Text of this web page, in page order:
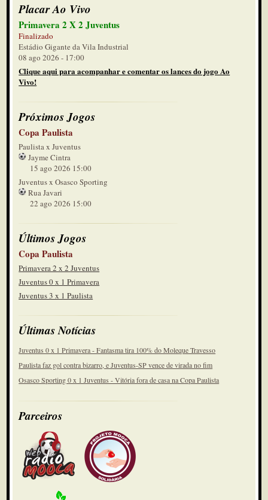
Placar Ao Vivo
Primavera 2 X 2 Juventus
Finalizado
Estádio Gigante da Vila Industrial
08 ago 2026 - 17:00
Clique aqui para acompanhar e comentar os lances do jogo Ao
Vivo!
Próximos Jogos
Copa Paulista
Paulista x Juventus
Jayme Cintra
15 ago 2026 15:00
Juventus x Osasco Sporting
Rua Javari
22 ago 2026 15:00
Últimos Jogos
Copa Paulista
Primavera 2 x 2 Juventus
Juventus 0 x 1 Primavera
Juventus 3 x 1 Paulista
Últimas Notícias
Juventus 0 x 1 Primavera - Fantasma tira 100% do Moleque Travesso
Paulista faz gol contra bizarro, e Juventus-SP vence de virada no fim
Osasco Sporting 0 x 1 Juventus - Vitória fora de casa na Copa Paulista
Parceiros